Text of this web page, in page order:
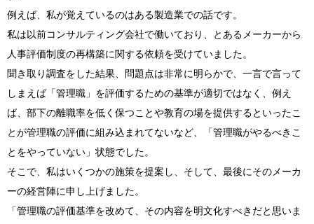
例えば、私が覚えているのはある製造業での話です。
私は以前コンサルティング会社で働いており、とあるメーカーから
人事評価制度の再構築に関する依頼を受けていました。
聞き取り調査をした結果、問題点は非常に明らかで、一言で言って
しまえば「管理職」を評価するための基準が適切ではなく、例え
ば、部下の離職率を低く保つことや教育の場を提供するといったこ
とが管理職の評価に組み込まれてないなど、「管理職がやるべきこ
とをやっていない」状態でした。
そこで、私はいくつかの施策を提案し、そして、最後にそのメーカ
ーの経営陣に申し上げました。
「管理職の評価基準を改めて、その内容を明文化すべきだと思いま